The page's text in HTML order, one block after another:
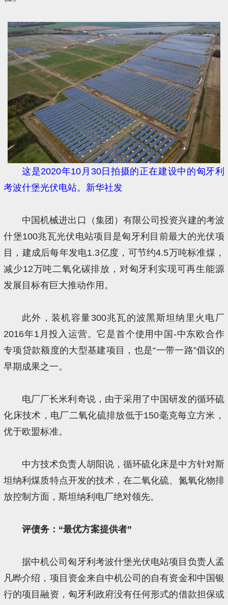
这是2020年10月30日拍摄的正在建设中的匈牙利
考波什堡光伏电站。新华社发
中国机械进出口（集团）有限公司投资兴建的考波
什堡100兆瓦光伏电站项目是匈牙利目前最大的光伏项
目，建成后每年发电1.3亿度，可节约4.5万吨标准煤，
减少12万吨二氧化碳排放，对匈牙利实现可再生能源
发展目标有巨大推动作用。
此外，装机容量300兆瓦的波黑斯坦纳里火电厂
2016年1月投入运营。它是首个使用中国-中东欧合作
专项贷款额度的大型基建项目，也是“一带一路”倡议的
早期成果之一。
电厂厂长米利奇说，由于采用了中国研发的循环硫
化床技术，电厂二氧化硫排放低于150毫克每立方米，
优于欧盟标准。
中方技术负责人胡阳说，循环硫化床是中方针对斯
坦纳利煤质特点开发的技术，在二氧化硫、氮氧化物排
放控制方面，斯坦纳利电厂绝对领先。
评债务：“最优方案提供者”
据中机公司匈牙利考波什堡光伏电站项目负责人孟
凡晔介绍，项目资金来自中机公司的自有资金和中国银
行的项目融资，匈牙利政府没有任何形式的借款担保或